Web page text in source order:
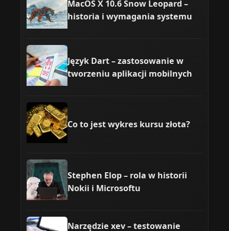
MacOS X 10.6 Snow Leopard –
historia i wymagania systemu
Język Dart – zastosowanie w
tworzeniu aplikacji mobilnych
Co to jest wykres kursu złota?
Stephen Elop – rola w historii
Nokii i Microsoftu
Narzędzie xev – testowanie